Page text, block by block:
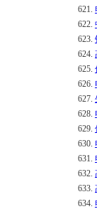
621.
622.
623.
624.
625.
626.
627.
628.
629.
630.
631.
632.
633.
634.